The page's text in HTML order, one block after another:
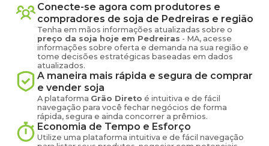
Conecte-se agora com produtores e
compradores de soja de Pedreiras e região
Tenha em mãos informações atualizadas sobre o
preço da soja hoje em Pedreiras - MA, acesse
informações sobre oferta e demanda na sua região e
tome decisões estratégicas baseadas em dados
atualizados.
A maneira mais rápida e segura de comprar
e vender soja
A plataforma Grão Direto é intuitiva e de fácil
navegação para você fechar negócios de forma
rápida, segura e ainda concorrer a prêmios.
Economia de Tempo e Esforço
Utilize uma plataforma intuitiva e de fácil navegação